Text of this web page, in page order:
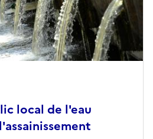
local de l'eau